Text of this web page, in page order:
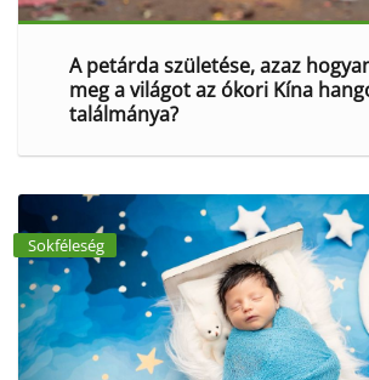
A petárda születése, azaz
meg a világot az ókori Kína
találmánya?
Sokféleség